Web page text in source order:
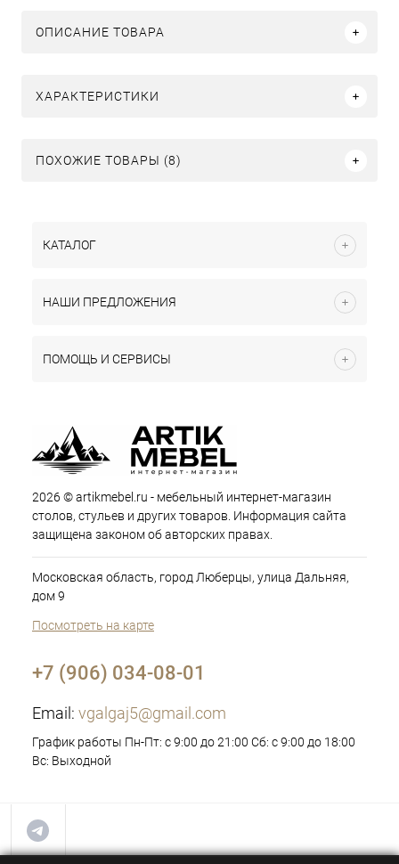
ОПИСАНИЕ ТОВАРА
ХАРАКТЕРИСТИКИ
ПОХОЖИЕ ТОВАРЫ (8)
КАТАЛОГ
НАШИ ПРЕДЛОЖЕНИЯ
ПОМОЩЬ И СЕРВИСЫ
2026 © artikmebel.ru - мебельный интернет-магазин
столов, стульев и других товаров. Информация сайта
защищена законом об авторских правах.
Московская область, город Люберцы, улица Дальняя,
дом 9
Посмотреть на карте
+7 (906) 034-08-01
Email: vgalgaj5@gmail.com
График работы Пн-Пт: с 9:00 до 21:00 Сб: с 9:00 до 18:00
Вс: Выходной